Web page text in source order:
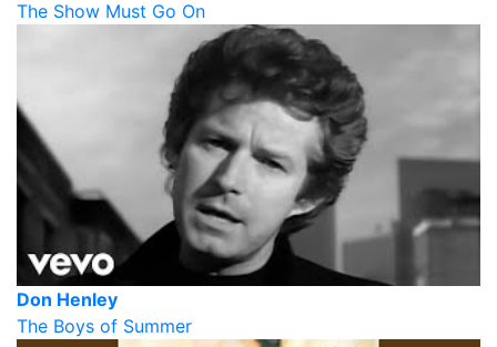
The Show Must Go On
Don Henley
The Boys of Summer